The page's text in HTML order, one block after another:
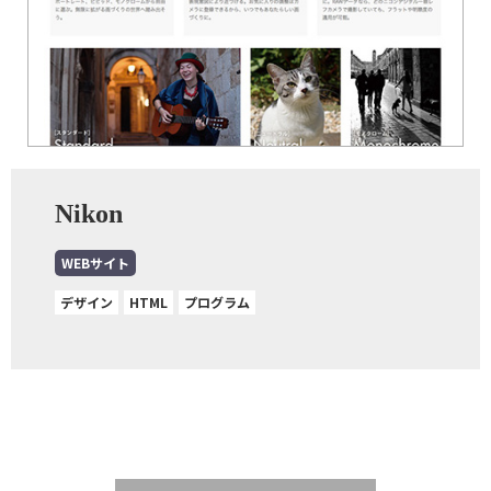
Nikon
WEBサイト
デザイン HTML プログラム